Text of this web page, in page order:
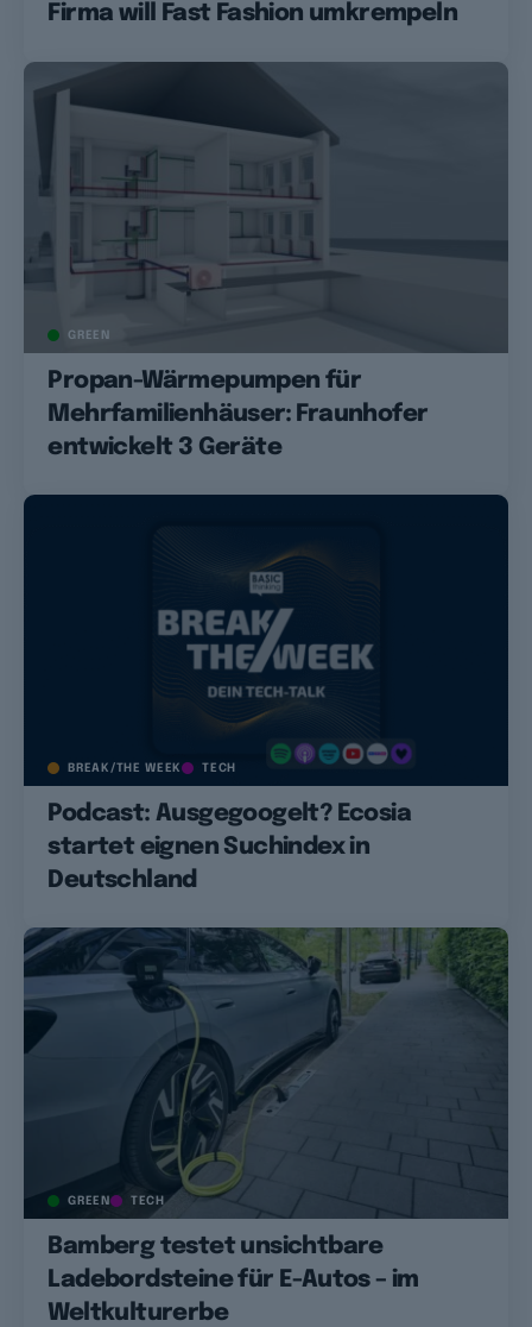
Firma will Fast Fashion umkrempeln
GREEN
Propan-Wärmepumpen für
Mehrfamilienhäuser: Fraunhofer
entwickelt 3 Geräte
BREAK/THE WEEK TECH
Podcast: Ausgegoogelt? Ecosia
startet eignen Suchindex in
Deutschland
GREEN TECH
Bamberg testet unsichtbare
Ladebordsteine für E-Autos – im
Weltkulturerbe